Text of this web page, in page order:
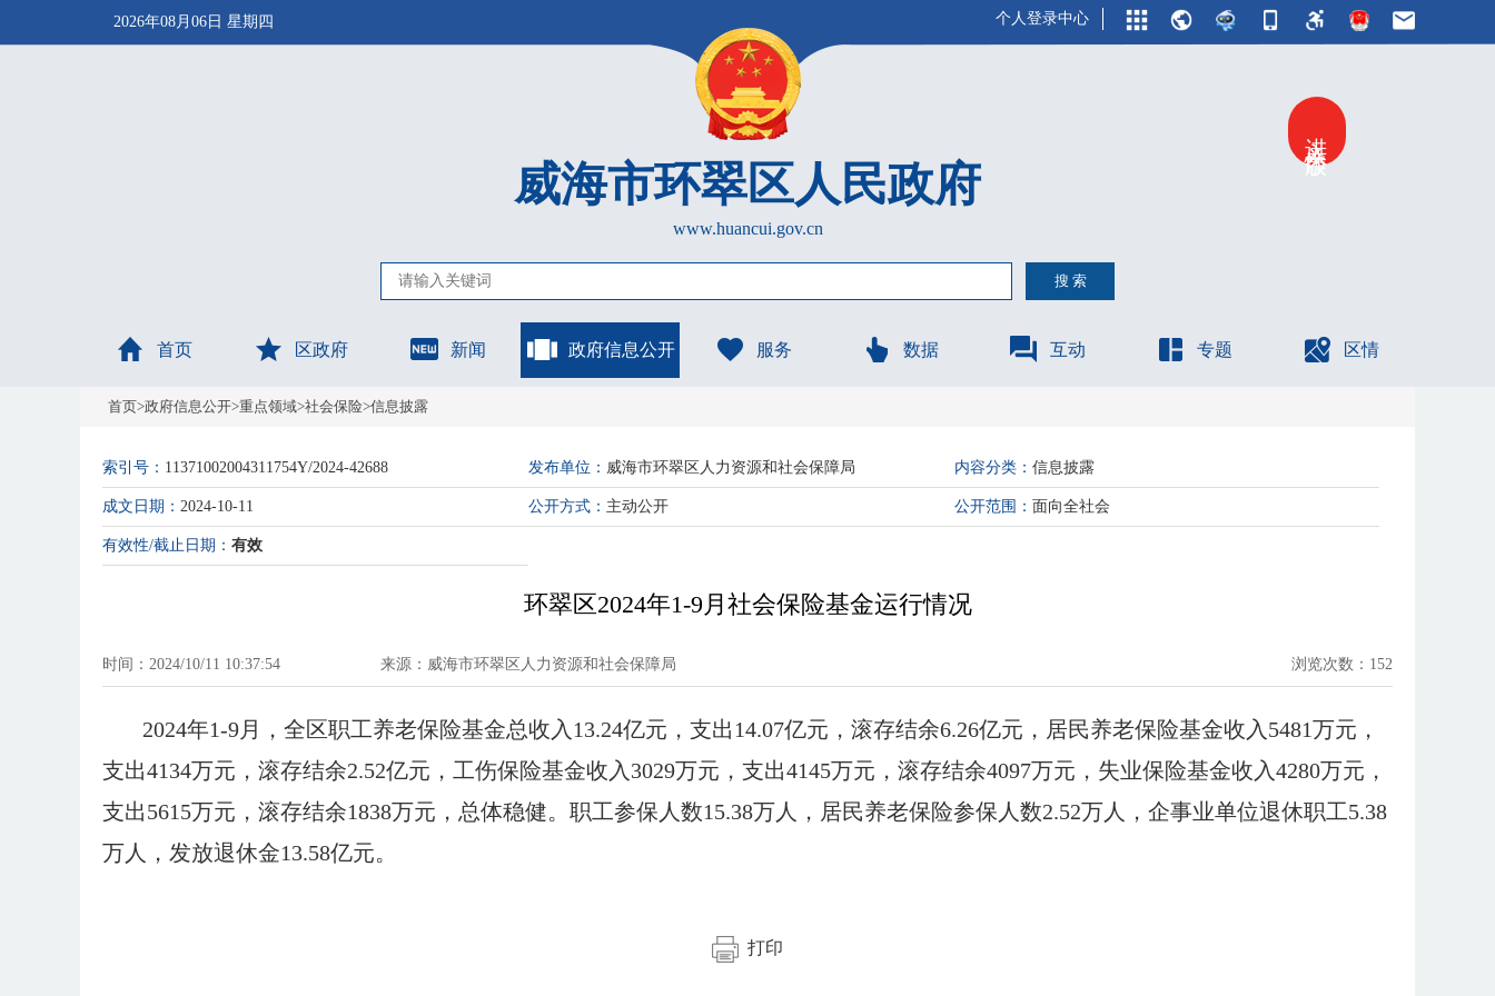
威海市环翠区人民政府
www.huancui.gov.cn
2026年08月06日 星期四 个人登录中心
首页 区政府 新闻 政府信息公开 服务 数据 互动 专题 区情
首页>政府信息公开>重点领域>社会保险>信息披露
索引号： 11371002004311754Y/2024-42688 发布单位： 威海市环翠区人力资源和社会保障局 内容分类： 信息披露
成文日期： 2024-10-11 公开方式： 主动公开 公开范围： 面向全社会
有效性/截止日期： 有效
环翠区2024年1-9月社会保险基金运行情况
时间：2024/10/11 10:37:54 来源：威海市环翠区人力资源和社会保障局 浏览次数： 152
2024年1-9月，全区职工养老保险基金总收入13.24亿元，支出14.07亿元，滚存结余6.26亿元，居民养老保险基金收入5481万元，
支出4134万元，滚存结余2.52亿元，工伤保险基金收入3029万元，支出4145万元，滚存结余4097万元，失业保险基金收入4280万元，
支出5615万元，滚存结余1838万元，总体稳健。职工参保人数15.38万人，居民养老保险参保人数2.52万人，企事业单位退休职工5.38
万人，发放退休金13.58亿元。
打印